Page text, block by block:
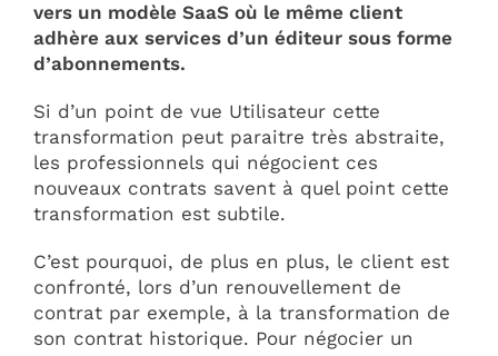
vers un modèle SaaS où le même client
adhère aux services d’un éditeur sous forme
d’abonnements.
Si d’un point de vue Utilisateur cette
transformation peut paraitre très abstraite,
les professionnels qui négocient ces
nouveaux contrats savent à quel point cette
transformation est subtile.
C’est pourquoi, de plus en plus, le client est
confronté, lors d’un renouvellement de
contrat par exemple, à la transformation de
son contrat historique. Pour négocier un